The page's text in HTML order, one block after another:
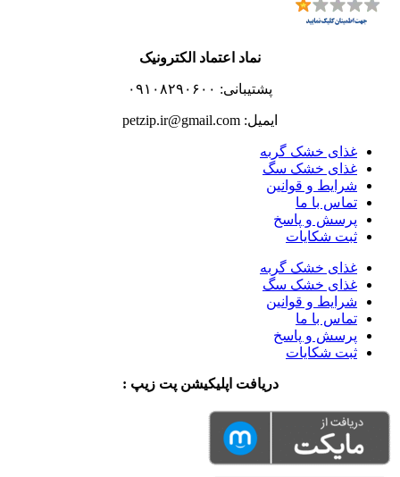
نماد اعتماد الکترونیک
پشتیبانی: ۰۹۱۰۸۲۹۰۶۰۰
ایمیل: petzip.ir@gmail.com
غذای خشک گربه
غذای خشک سگ
شرایط و قوانین
تماس با ما
پرسش و پاسخ
ثبت شکایات
غذای خشک گربه
غذای خشک سگ
شرایط و قوانین
تماس با ما
پرسش و پاسخ
ثبت شکایات
دریافت اپلیکیشن پت زیپ :